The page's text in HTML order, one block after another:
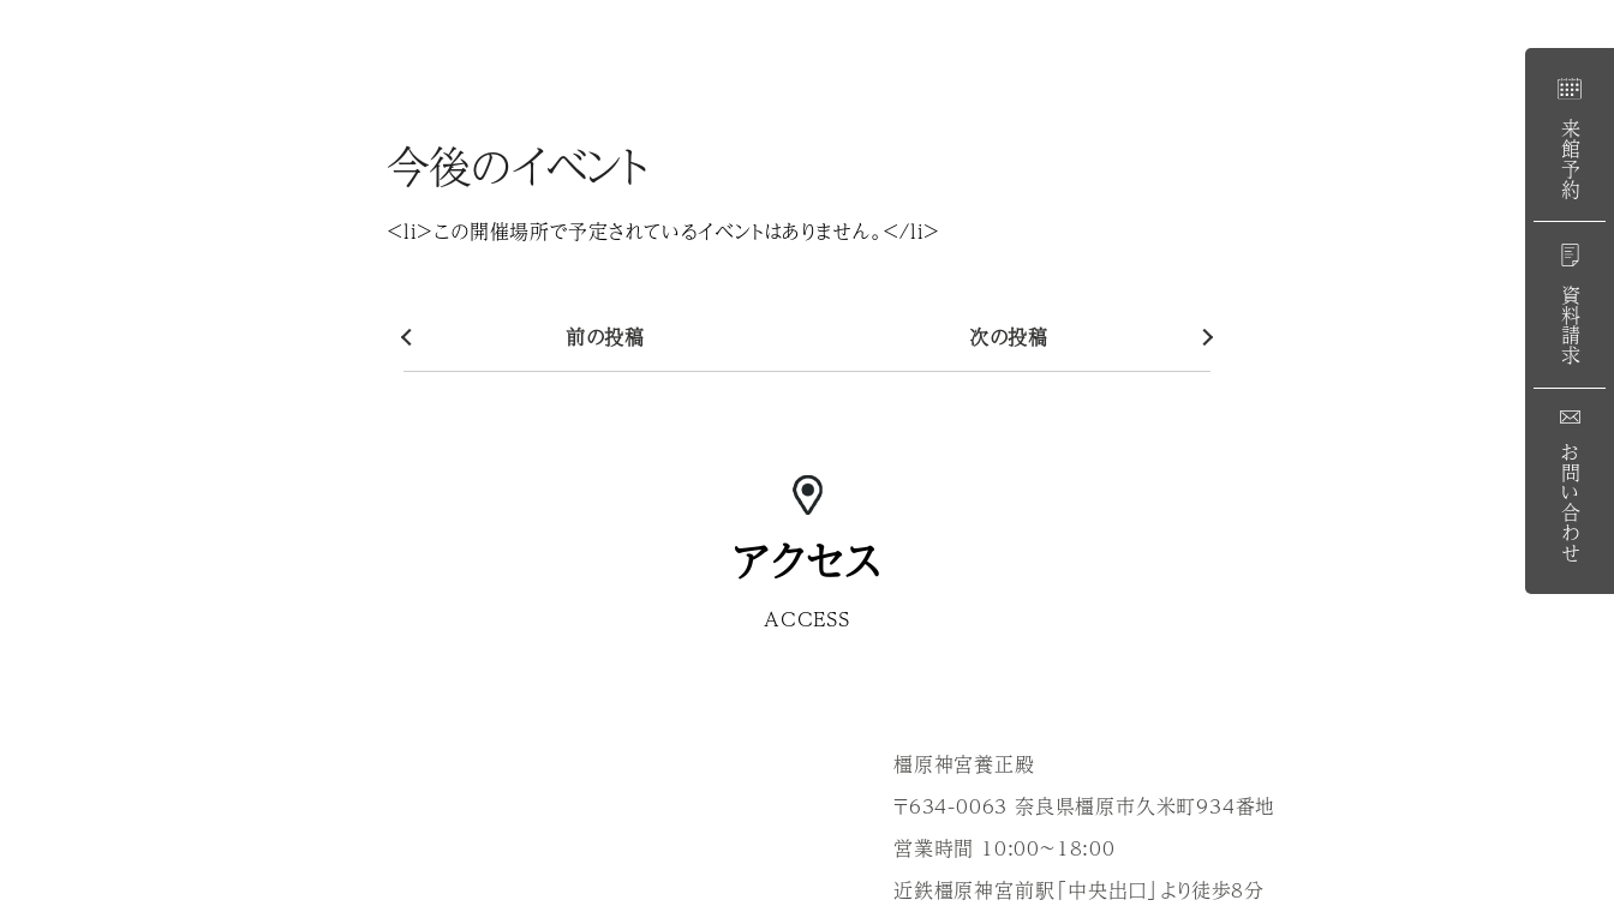
来館予約
資料請求
お問い合わせ
今後のイベント
<li>この開催場所で予定されているイベントはありません。</li>
前の投稿 次の投稿
アクセス
ACCESS
橿原神宮養正殿
〒634-0063 奈良県橿原市久米町934番地
営業時間 10:00～18:00
近鉄橿原神宮前駅「中央出口」より徒歩8分